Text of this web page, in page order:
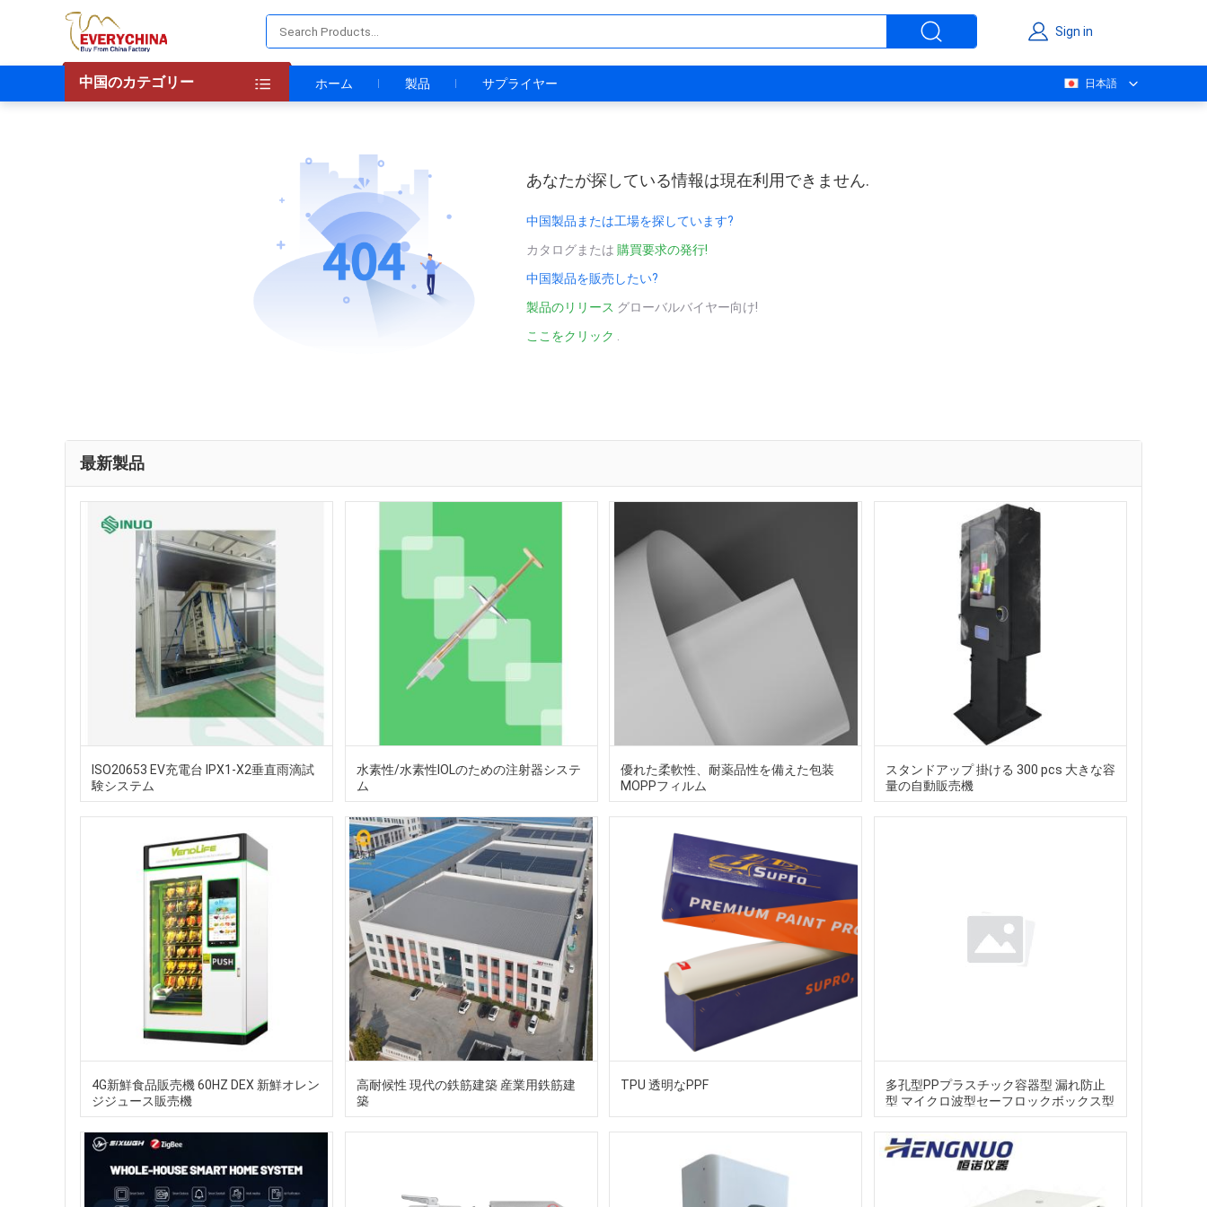
Sign in
中国のカテゴリー ホーム 製品 サプライヤー 日本語
あなたが探している情報は現在利用できません.
中国製品または工場を探しています?
カタログまたは 購買要求の発行!
中国製品を販売したい?
製品のリリース グローバルバイヤー向け!
ここをクリック
最新製品
ISO20653 EV充電台 IPX1-X2垂直雨滴試
験システム
水素性/水素性IOLのための注射器システ
ム
優れた柔軟性、耐薬品性を備えた包装
MOPPフィルム
スタンドアップ 掛ける 300 pcs 大きな容
量の自動販売機
4G新鮮食品販売機 60HZ DEX 新鮮オレン
ジジュース販売機
高耐候性 現代の鉄筋建築 産業用鉄筋建
築
TPU 透明なPPF
多孔型PPプラスチック容器型 漏れ防止
型 マイクロ波型セーフロックボックス型